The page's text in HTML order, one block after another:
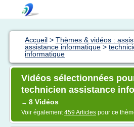
Accueil > Thèmes & vidéos :
assistance informatique >
informatique
Vidéos sélectionnées
technicien assistance
→ 8 Vidéos
Voir également459 Articles pour ce